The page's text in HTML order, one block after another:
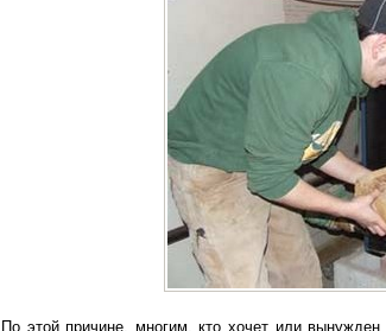
По этой причине, многим, кто хочет или